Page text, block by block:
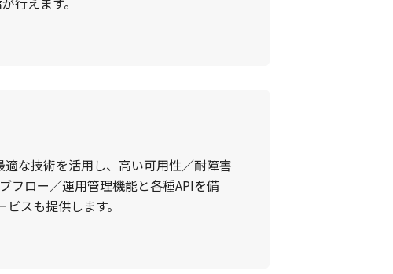
な技術を活用し、高い可用性／耐障害
フロー／運用管理機能と各種APIを備
スも提供します。